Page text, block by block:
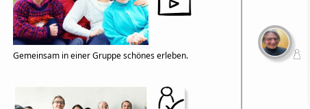
Gemeinsam in einer Gruppe schönes erleben.